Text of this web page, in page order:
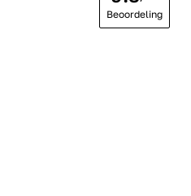
Beoordeling